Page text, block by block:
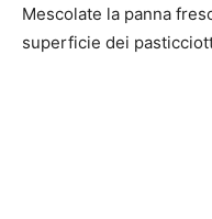
Mescolate la panna
superficie dei